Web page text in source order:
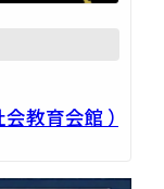
教育会館 ）